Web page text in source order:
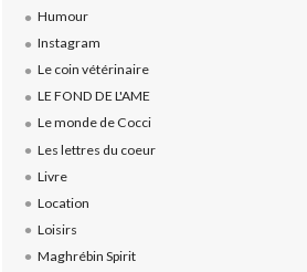
Humour
Instagram
Le coin vétérinaire
LE FOND DE L'AME
Le monde de Cocci
Les lettres du coeur
Livre
Location
Loisirs
Maghrébin Spirit